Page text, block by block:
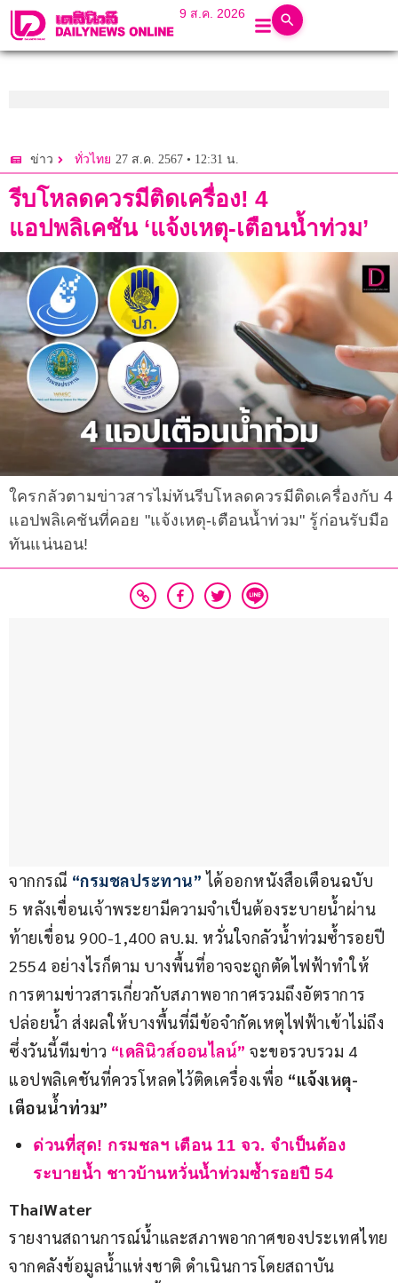
9 ส.ค. 2026
ข่าว ทั่วไทย 27 ส.ค. 2567 • 12:31 น.
รีบโหลดควรมีติดเครื่อง! 4
แอปพลิเคชัน ‘แจ้งเหตุ-เตือนน้ำท่วม’
ใครกลัวตามข่าวสารไม่ทันรีบโหลดควรมีติดเครื่องกับ 4
แอปพลิเคชันที่คอย "แจ้งเหตุ-เตือนน้ำท่วม" รู้ก่อนรับมือ
ทันแน่นอน!
จากกรณี “กรมชลประทาน” ได้ออกหนังสือเตือนฉบับ
5 หลังเขื่อนเจ้าพระยามีความจำเป็นต้องระบายน้ำผ่าน
ท้ายเขื่อน 900-1,400 ลบ.ม. หวั่นใจกลัวน้ำท่วมซ้ำรอยปี
2554 อย่างไรก็ตาม บางพื้นที่อาจจะถูกตัดไฟฟ้าทำให้
การตามข่าวสารเกี่ยวกับสภาพอากาศรวมถึงอัตราการ
ปล่อยน้ำ ส่งผลให้บางพื้นที่มีข้อจำกัดเหตุไฟฟ้าเข้าไม่ถึง
ซึ่งวันนี้ทีมข่าว “เดลินิวส์ออนไลน์” จะขอรวบรวม 4
แอปพลิเคชันที่ควรโหลดไว้ติดเครื่องเพื่อ “แจ้งเหตุ-
เตือนน้ำท่วม”
ด่วนที่สุด! กรมชลฯ เตือน 11 จว. จำเป็นต้อง
ระบายน้ำ ชาวบ้านหวั่นน้ำท่วมซ้ำรอยปี 54
ThaiWater
รายงานสถานการณ์น้ำและสภาพอากาศของประเทศไทย
จากคลังข้อมูลน้ำแห่งชาติ ดำเนินการโดยสถาบัน